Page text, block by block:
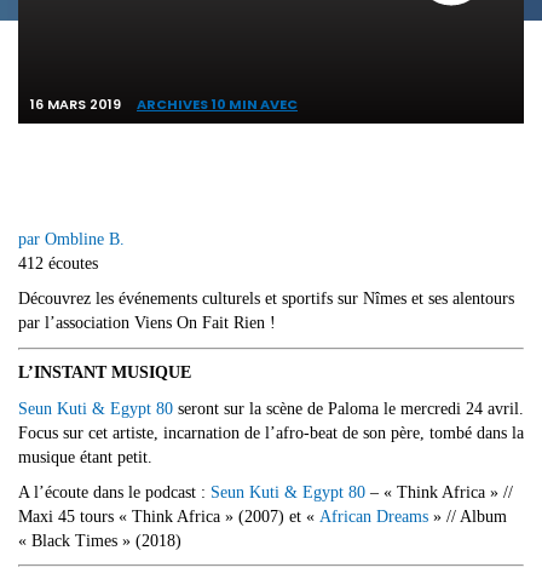
16 MARS 2019 ARCHIVES 10 MIN AVEC
par Ombline B.
412 écoutes
Découvrez les événements culturels et sportifs sur Nîmes et ses alentours
par l’association Viens On Fait Rien !
L’INSTANT MUSIQUE
Seun Kuti & Egypt 80 seront sur la scène de Paloma le mercredi 24 avril.
Focus sur cet artiste, incarnation de l’afro-beat de son père, tombé dans la
musique étant petit.
A l’écoute dans le podcast : Seun Kuti & Egypt 80 – « Think Africa » //
Maxi 45 tours « Think Africa » (2007) et « African Dreams » // Album
« Black Times » (2018)